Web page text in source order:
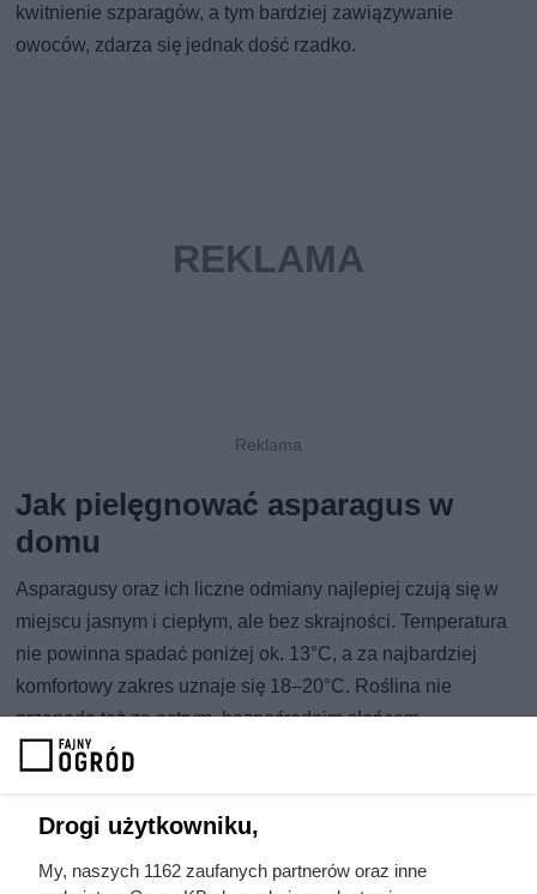
kwitnienie szparagów, a tym bardziej zawiązywanie
owoców, zdarza się jednak dość rzadko.
Jak pielęgnować asparagus w
domu
Asparagusy oraz ich liczne odmiany najlepiej czują się w
miejscu jasnym i ciepłym, ale bez skrajności. Temperatura
nie powinna spadać poniżej ok. 13°C, a za najbardziej
komfortowy zakres uznaje się 18–20°C. Roślina nie
przepada też za ostrym, bezpośrednim słońcem —
zwłaszcza letnie promienie w południe mogą powodować
słońce rano lub późnym popołudniem zwykle jej nie
potrafi gubić liście albo wypuszczać wyraźnie wydłużone,
Drogi użytkowniku,
My, naszych 1162 zaufanych partnerów oraz inne